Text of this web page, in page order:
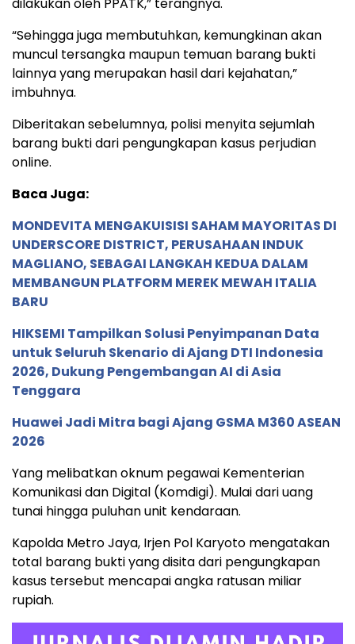
“Sehingga juga membutuhkan, kemungkinan akan
muncul tersangka maupun temuan barang bukti
lainnya yang merupakan hasil dari kejahatan,”
imbuhnya.
Diberitakan sebelumnya, polisi menyita sejumlah
barang bukti dari pengungkapan kasus perjudian
online.
Baca Juga:
MONDEVITA MENGAKUISISI SAHAM MAYORITAS DI
UNDERSCORE DISTRICT, PERUSAHAAN INDUK
MAGLIANO, SEBAGAI LANGKAH KEDUA DALAM
MEMBANGUN PLATFORM MEREK MEWAH ITALIA
BARU
HIKSEMI Tampilkan Solusi Penyimpanan Data
untuk Seluruh Skenario di Ajang DTI Indonesia
2026, Dukung Pengembangan AI di Asia
Tenggara
Huawei Jadi Mitra bagi Ajang GSMA M360 ASEAN
2026
Yang melibatkan oknum pegawai Kementerian
Komunikasi dan Digital (Komdigi). Mulai dari uang
tunai hingga puluhan unit kendaraan.
Kapolda Metro Jaya, Irjen Pol Karyoto mengatakan
total barang bukti yang disita dari pengungkapan
kasus tersebut mencapai angka ratusan miliar
rupiah.